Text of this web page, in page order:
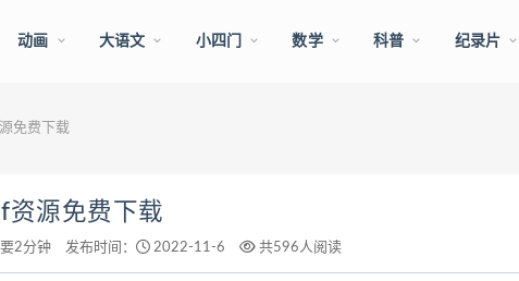
动画 大语文 小四门 数学 科普 纪录片
免费下载
资源免费下载
2分钟 发布时间： 2022-11-6 共596人阅读